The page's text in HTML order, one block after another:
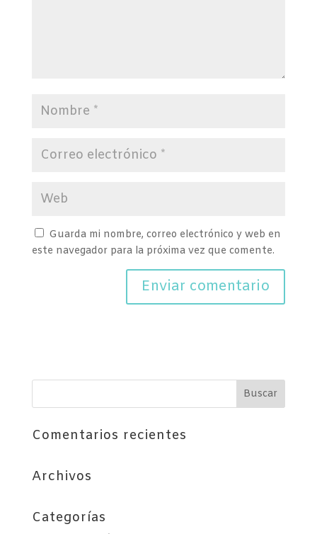
Guarda mi nombre, correo electrónico y web en
este navegador para la próxima vez que comente.
Comentarios recientes
Archivos
Categorías